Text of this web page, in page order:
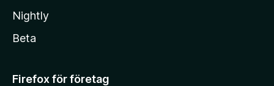
Nightly
Beta
Firefox för företag